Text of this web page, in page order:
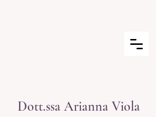
Dott.ssa Arianna Viola